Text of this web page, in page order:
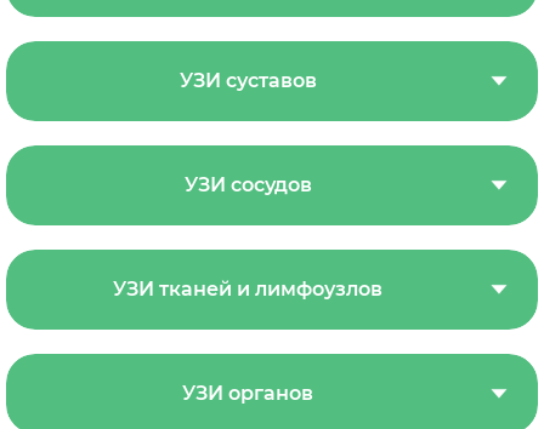
УЗИ суставов
УЗИ сосудов
УЗИ тканей и лимфоузлов
УЗИ органов